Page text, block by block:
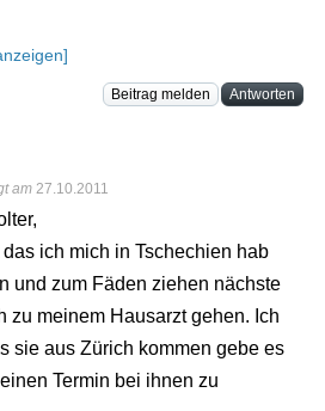
Beitrag melden Antworten
am 27.10.2011
ich mich in Tschechien hab
und zum Fäden ziehen nächste
zu meinem Hausarzt gehen. Ich
sie aus Zürich kommen gebe es
Termin bei ihnen zu